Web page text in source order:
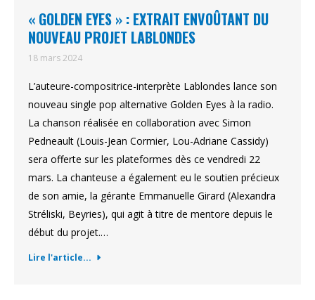
« GOLDEN EYES » : EXTRAIT ENVOÛTANT DU
NOUVEAU PROJET LABLONDES
18 mars 2024
L’auteure-compositrice-interprète Lablondes lance son
nouveau single pop alternative Golden Eyes à la radio.
La chanson réalisée en collaboration avec Simon
Pedneault (Louis-Jean Cormier, Lou-Adriane Cassidy)
sera offerte sur les plateformes dès ce vendredi 22
mars. La chanteuse a également eu le soutien précieux
de son amie, la gérante Emmanuelle Girard (Alexandra
Stréliski, Beyries), qui agit à titre de mentore depuis le
début du projet.…
Lire l'article...